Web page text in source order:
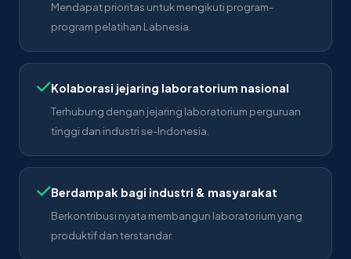
Mendapat prioritas untuk mengikuti program-
program pelatihan Labnesia.
Kolaborasi jejaring laboratorium nasional
Terhubung dengan jejaring laboratorium perguruan
tinggi dan industri se-Indonesia.
Berdampak bagi industri & masyarakat
Berkontribusi nyata membangun laboratorium yang
produktif dan terstandar.